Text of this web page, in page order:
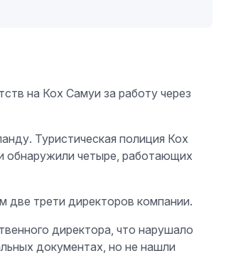
на Кох Самуи за работу через
Туристическая полиция Кох
обнаружили четыре, работающих
две трети директоров компании.
директора, что нарушало
документах, но не нашли